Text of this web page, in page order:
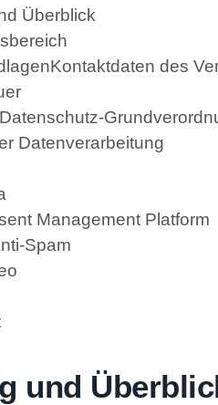
Überblick
Kontaktdaten des
Datenverarbeitung
Management Platform
Spam
und